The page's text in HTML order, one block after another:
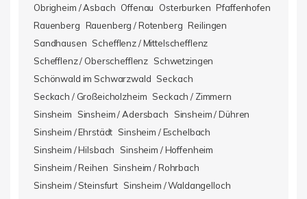
Obrigheim / Asbach Offenau Osterburken Pfaffenhofen
Rauenberg Rauenberg / Rotenberg Reilingen
Sandhausen Schefflenz / Mittelschefflenz
Schefflenz / Oberschefflenz Schwetzingen
Schönwald im Schwarzwald Seckach
Seckach / Großeicholzheim Seckach / Zimmern
Sinsheim
Sinsheim / Adersbach
Sinsheim / Dühren
Sinsheim / Ehrstädt Sinsheim / Eschelbach
Sinsheim / Hilsbach
Sinsheim / Hoffenheim
Sinsheim / Reihen Sinsheim / Rohrbach
Sinsheim / Steinsfurt Sinsheim / Waldangelloch